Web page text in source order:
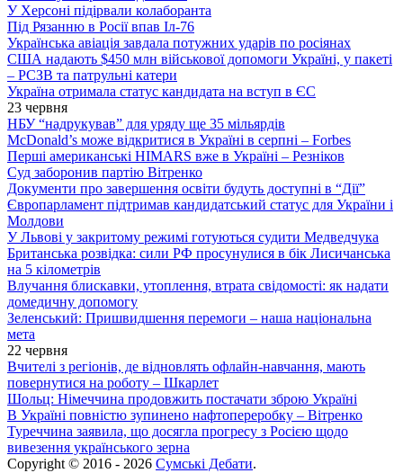
У Херсоні підірвали колаборанта
Під Рязанню в Росії впав Іл-76
Українська авіація завдала потужних ударів по росіянах
США надають $450 млн військової допомоги Україні, у пакеті
– РСЗВ та патрульні катери
Україна отримала статус кандидата на вступ в ЄС
23 червня
НБУ “надрукував” для уряду ще 35 мільярдів
McDonald’s може відкритися в Україні в серпні – Forbes
Перші американські HIMARS вже в Україні – Резніков
Суд заборонив партію Вітренко
Документи про завершення освіти будуть доступні в “Дії”
Європарламент підтримав кандидатський статус для України і
Молдови
У Львові у закритому режимі готуються судити Медведчука
Британська розвідка: сили РФ просунулися в бік Лисичанська
на 5 кілометрів
Влучання блискавки, утоплення, втрата свідомості: як надати
домедичну допомогу
Зеленський: Пришвидшення перемоги – наша національна
мета
22 червня
Вчителі з регіонів, де відновлять офлайн-навчання, мають
повернутися на роботу – Шкарлет
Шольц: Німеччина продовжить постачати зброю Україні
В Україні повністю зупинено нафтопереробку – Вітренко
Туреччина заявила, що досягла прогресу з Росією щодо
вивезення українського зерна
Copyright © 2016 - 2026 Сумські Дебати.